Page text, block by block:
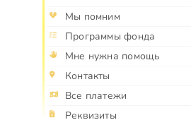
Мы помним
Программы фонда
Мне нужна помощь
Контакты
Все платежи
Реквизиты